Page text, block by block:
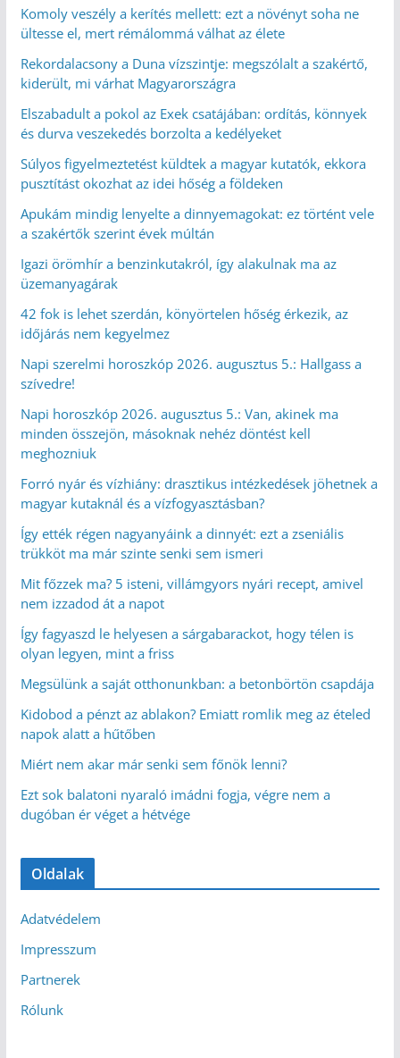
Komoly veszély a kerítés mellett: ezt a növényt soha ne
ültesse el, mert rémálommá válhat az élete
Rekordalacsony a Duna vízszintje: megszólalt a szakértő,
kiderült, mi várhat Magyarországra
Elszabadult a pokol az Exek csatájában: ordítás, könnyek
és durva veszekedés borzolta a kedélyeket
Súlyos figyelmeztetést küldtek a magyar kutatók, ekkora
pusztítást okozhat az idei hőség a földeken
Apukám mindig lenyelte a dinnyemagokat: ez történt vele
a szakértők szerint évek múltán
Igazi örömhír a benzinkutakról, így alakulnak ma az
üzemanyagárak
42 fok is lehet szerdán, könyörtelen hőség érkezik, az
időjárás nem kegyelmez
Napi szerelmi horoszkóp 2026. augusztus 5.: Hallgass a
szívedre!
Napi horoszkóp 2026. augusztus 5.: Van, akinek ma
minden összejön, másoknak nehéz döntést kell
meghozniuk
Forró nyár és vízhiány: drasztikus intézkedések jöhetnek a
magyar kutaknál és a vízfogyasztásban?
Így ették régen nagyanyáink a dinnyét: ezt a zseniális
trükköt ma már szinte senki sem ismeri
Mit főzzek ma? 5 isteni, villámgyors nyári recept, amivel
nem izzadod át a napot
Így fagyaszd le helyesen a sárgabarackot, hogy télen is
olyan legyen, mint a friss
Megsülünk a saját otthonunkban: a betonbörtön csapdája
Kidobod a pénzt az ablakon? Emiatt romlik meg az ételed
napok alatt a hűtőben
Miért nem akar már senki sem főnök lenni?
Ezt sok balatoni nyaraló imádni fogja, végre nem a
dugóban ér véget a hétvége
Oldalak
Adatvédelem
Impresszum
Partnerek
Rólunk